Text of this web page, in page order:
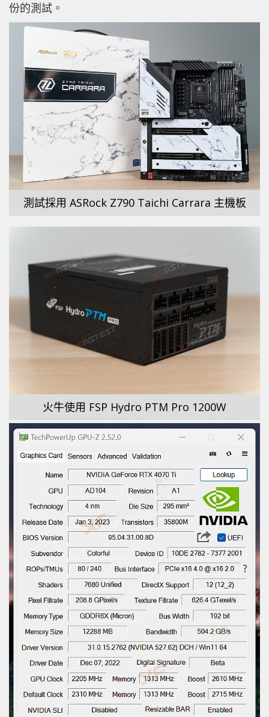
份的測試。
測試採用 ASRock Z790 Taichi Carrara 主機板
火牛使用 FSP Hydro PTM Pro 1200W